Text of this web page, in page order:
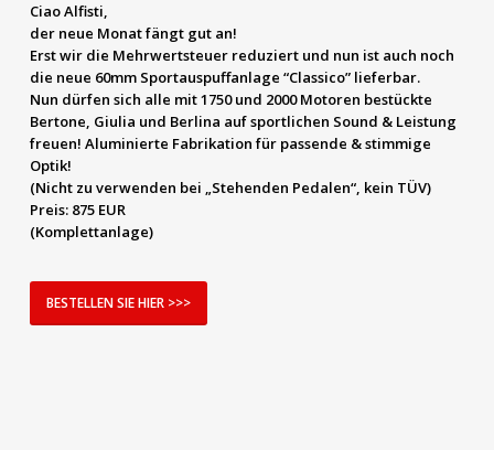
Ciao Alfisti,
der neue Monat fängt gut an!
Erst wir die Mehrwertsteuer reduziert und nun ist auch noch
die neue 60mm Sportauspuffanlage “Classico” lieferbar.
Nun dürfen sich alle mit 1750 und 2000 Motoren bestückte
Bertone, Giulia und Berlina auf sportlichen Sound & Leistung
freuen! Aluminierte Fabrikation für passende & stimmige
Optik!
(Nicht zu verwenden bei „Stehenden Pedalen“, kein TÜV)
Preis:875 EUR
(Komplettanlage)
BESTELLEN SIE HIER >>>